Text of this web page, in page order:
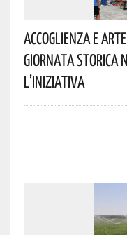
Accoglienza E
Giornata Storica
L’iniziativa